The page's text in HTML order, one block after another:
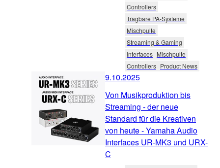
Controllers
Tragbare PA-Systeme
Mischpulte
Streaming & Gaming
Interfaces Mischpulte
Controllers Product News
9.10.2025
Von Musikproduktion bis
Streaming - der neue
Standard für die Kreativen
von heute - Yamaha Audio
Interfaces UR-MK3 und URX-
C